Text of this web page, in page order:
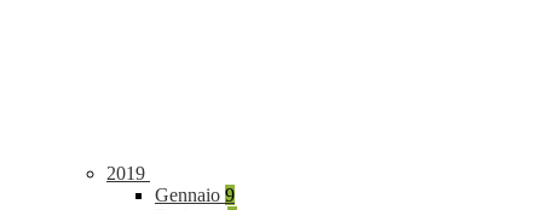
2019
Gennaio 9